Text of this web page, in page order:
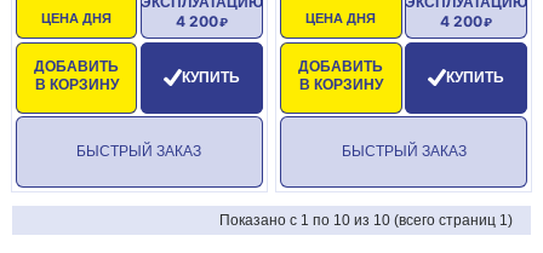
ЦЕНА ДНЯ
ДОБАВИТЬ
В КОРЗИНУ
4 200
КУПИТЬ
БЫСТРЫЙ ЗАКАЗ
ЦЕНА ДНЯ
ДОБАВИТЬ
В КОРЗИНУ
4 200
КУПИТЬ
БЫСТРЫЙ ЗАКАЗ
Показано с 1 по 10 из 10 (всего страниц 1)